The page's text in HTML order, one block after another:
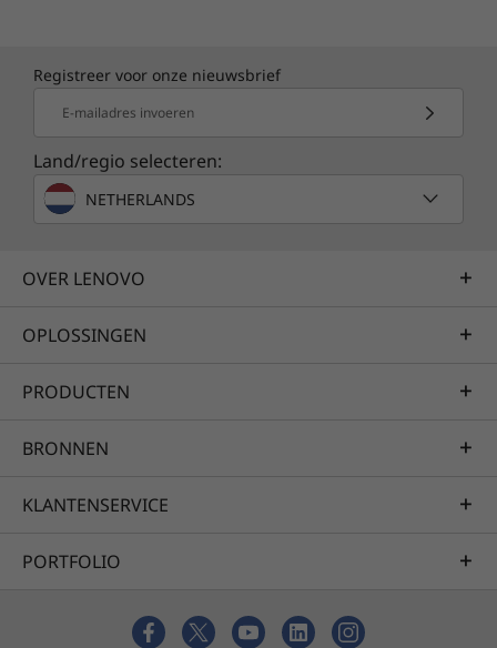
Registreer voor onze nieuwsbrief
E-mailadres invoeren
Land/regio selecteren:
NETHERLANDS
OVER LENOVO
OPLOSSINGEN
PRODUCTEN
BRONNEN
KLANTENSERVICE
PORTFOLIO